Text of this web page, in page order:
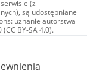
(z
są udostępniane
uznanie autorstwa
BY-SA 4.0).
materiały
licencji typu
użycie
4.0 (CC BY-